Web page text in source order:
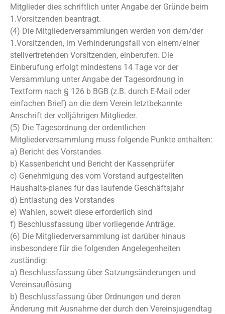
Mitglieder dies schriftlich unter Angabe der Gründe beim
1.Vorsitzenden beantragt.
(4) Die Mitgliederversammlungen werden von dem/der
1.Vorsitzenden, im Verhinderungsfall von einem/einer
stellvertretenden Vorsitzenden, einberufen. Die
Einberufung erfolgt mindestens 14 Tage vor der
Versammlung unter Angabe der Tagesordnung in
Textform nach § 126 b BGB (z.B. durch E-Mail oder
einfachen Brief) an die dem Verein letztbekannte
Anschrift der volljährigen Mitglieder.
(5) Die Tagesordnung der ordentlichen
Mitgliederversammlung muss folgende Punkte enthalten:
a) Bericht des Vorstandes
b) Kassenbericht und Bericht der Kassenprüfer
c) Genehmigung des vom Vorstand aufgestellten
Haushalts-planes für das laufende Geschäftsjahr
d) Entlastung des Vorstandes
e) Wahlen, soweit diese erforderlich sind
f) Beschlussfassung über vorliegende Anträge.
(6) Die Mitgliederversammlung ist darüber hinaus
insbesondere für die folgenden Angelegenheiten
zuständig:
a) Beschlussfassung über Satzungsänderungen und
Vereinsauflösung
b) Beschlussfassung über Ordnungen und deren
Änderung mit Ausnahme der durch den Vereinsjugendtag